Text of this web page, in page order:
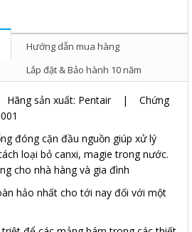
Hướng dẫn mua hàng
Lắp đặt & Bảo hành 10 năm
Hãng sản xuất: Pentair | Chứng
đóng cặn đầu nguồn giúp xử lý
loại bỏ canxi, magie trong nước.
cho nhà hàng và gia đình
hảo nhất cho tới nay đối với một